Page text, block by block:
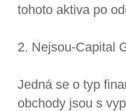
tohoto aktiva po
2. Nejsou-Capital
Jedná se o typ
obchody jsou s